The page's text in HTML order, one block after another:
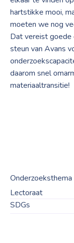
hartstikke mooi,
moeten we nog
Dat vereist goede
steun van Avans
daarom snel
materiaaltransitie!
Onderzoeksthema
Lectoraat
SDGs